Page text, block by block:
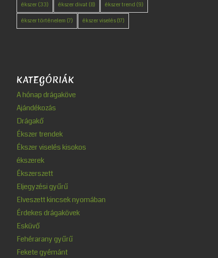
ékszer(33) ékszer divat (8) ékszer trend (9)
ékszer történelem (7) ékszer viselés(17)
KATEGÓRIÁK
A hónap drágaköve
Ajándékozás
Drágakő
Ékszer trendek
Ékszer viselés kisokos
ékszerek
Ékszerszett
Eljegyzési gyűrű
Elveszett kincsek nyomában
Érdekes drágakövek
Esküvő
Fehérarany gyűrű
Fekete gyémánt